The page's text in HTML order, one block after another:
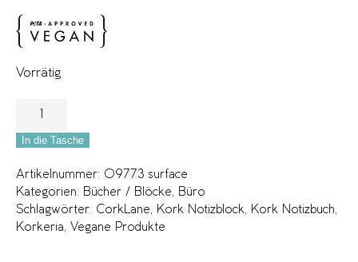
Vorrätig
In die Tasche
Artikelnummer: 09773 surface
Kategorien: Bücher / Blöcke
Büro
Schlagwörter: CorkLane Kork Notizblock Kork Notizbuch
Korkeria
Vegane Produkte